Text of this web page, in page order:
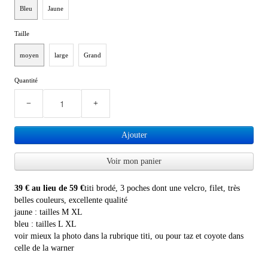
PLUS D'OBJETS ET VETEMENTS BD
IDEES CADEAUX ET PLUS
BYZANCE
Bleu Jaune
Taille
moyen large Grand
Quantité
− +
Ajouter
Voir mon panier
39 € au lieu de 59 €titi brodé, 3 poches dont une velcro, filet, très
belles couleurs, excellente qualité
jaune : tailles M XL
bleu : tailles L XL
voir mieux la photo dans la rubrique titi, ou pour taz et coyote dans
celle de la warner